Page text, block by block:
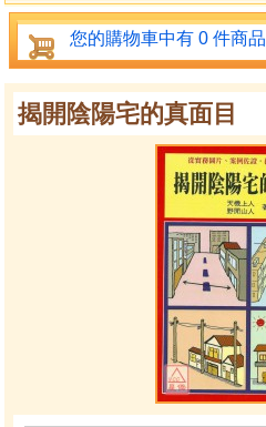
目
您的購物車中有 0 件商
揭開陰陽宅的真面目